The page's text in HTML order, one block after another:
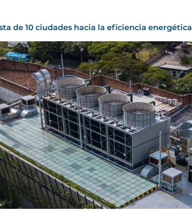
de 10 ciudades hacia la eficiencia energética